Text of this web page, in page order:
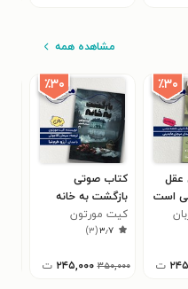
مشاهده همه
٪۳۰
عقل
است
ت
٪۳۰
کتاب صوتی
بازگشت به خانه
کیت مورتون
۳٫۷(۳)
۳۵۰,۰۰۰ ۲۴۵,۰۰۰ ت